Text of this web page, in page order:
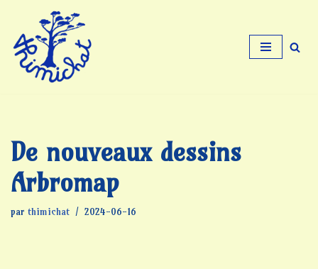
Aller
au
contenu
De nouveaux dessins
Arbromap
par thimichat 2024-06-16